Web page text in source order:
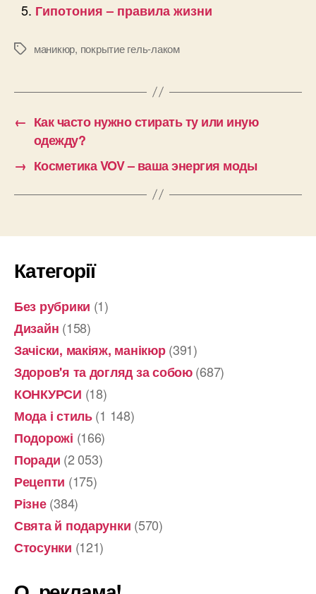
Гипотония – правила жизни
Позначки
маникюр, покрытие гель-лаком
← Как часто нужно стирать ту или иную
одежду?
→ Косметика VOV – ваша энергия моды
Категорії
Без рубрики (1)
Дизайн (158)
Зачіски, макіяж, манікюр(391)
Здоров'я та догляд за собою(687)
КОНКУРСИ (18)
Мода і стиль(1 148)
Подорожі (166)
Поради (2 053)
Рецепти (175)
Різне(384)
Свята й подарунки (570)
Стосунки (121)